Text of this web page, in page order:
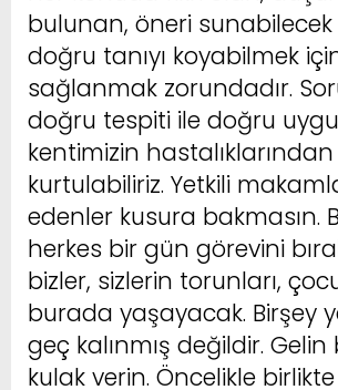
bulunan, öneri
doğru tanıyı koyabilmek
sağlanmak zorundadır.
doğru tespiti ile doğru
kentimizin hastalıklarından
kurtulabiliriz. Yetkili
edenler kusura bakmasın.
herkes bir gün görevini
bizler, sizlerin torunları,
burada yaşayacak. Birşey
geç kalınmış değildir.
kulak verin. Öncelikle